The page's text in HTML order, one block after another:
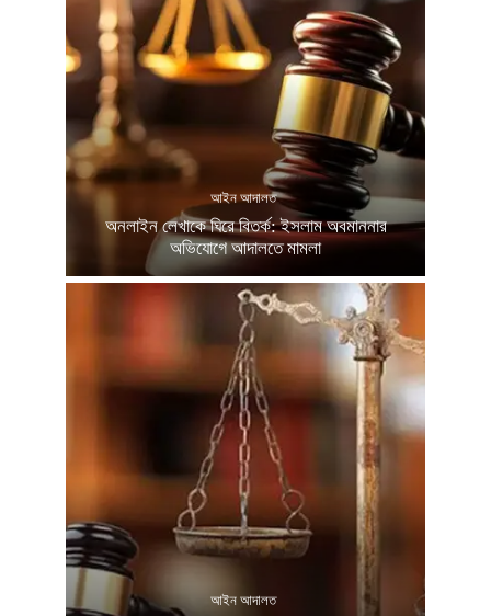
আইন আদালত
অনলাইন লেখাকে ঘিরে বিতর্ক: ইসলাম অবমাননার
অভিযোগে আদালতে মামলা
আইন আদালত